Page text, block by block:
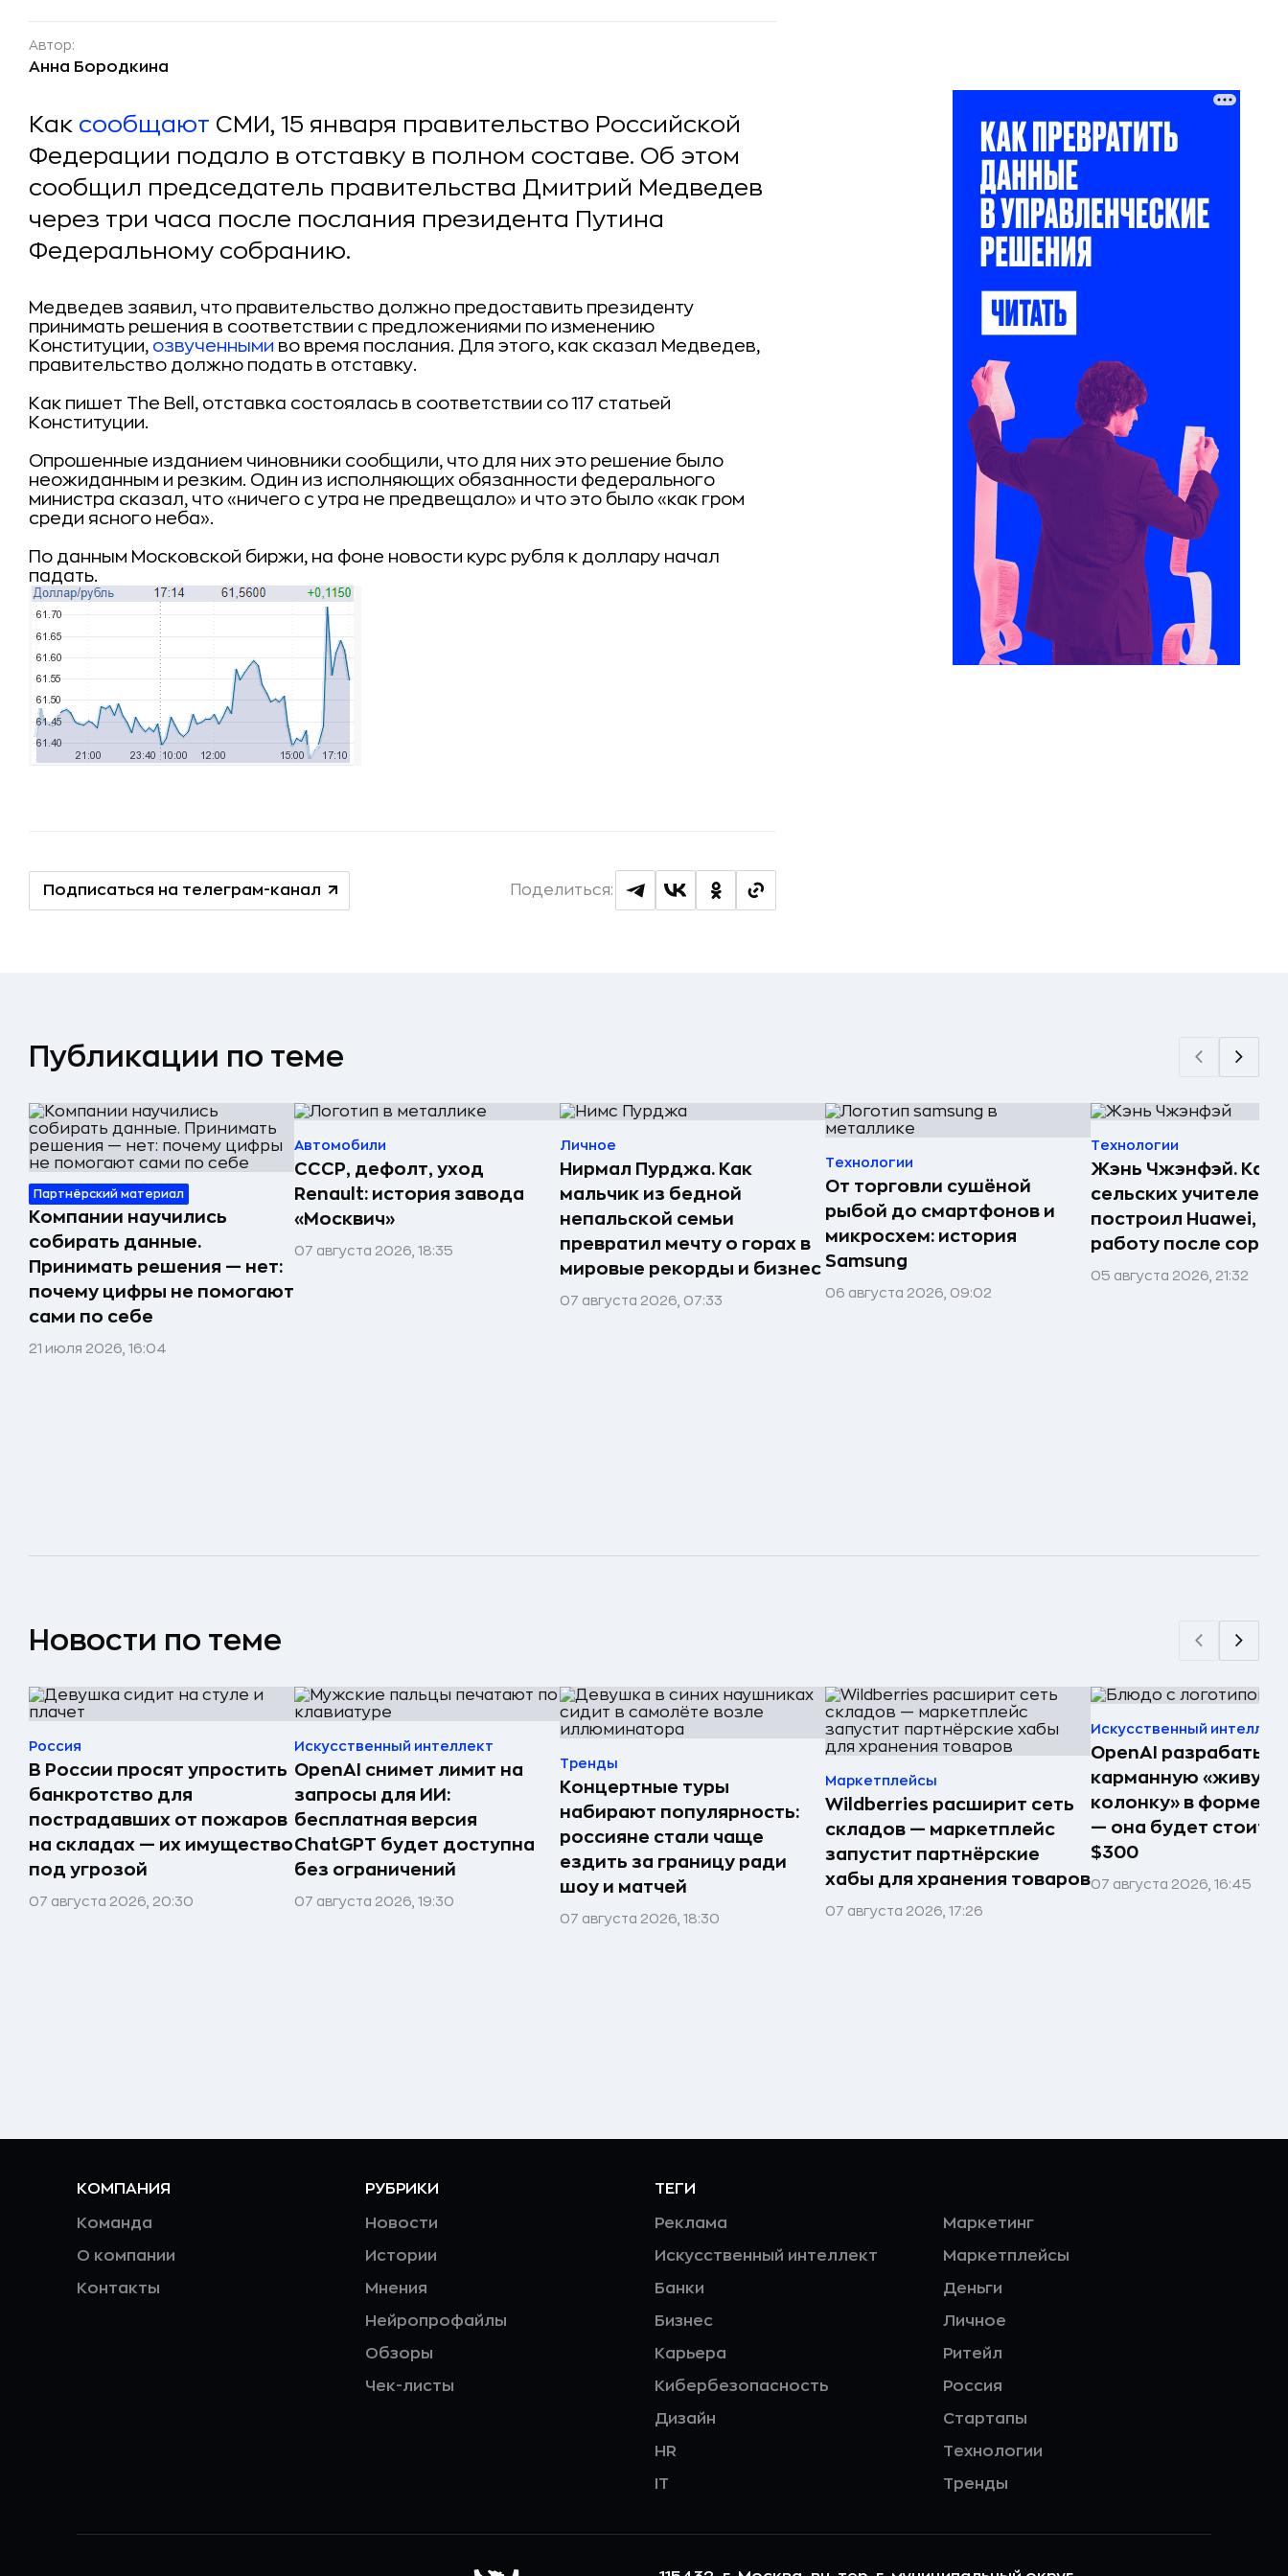
Автор:
Анна Бородкина
Как сообщают СМИ, 15 января правительство Российской
Федерации подало в отставку в полном составе. Об этом
сообщил председатель правительства Дмитрий Медведев
через три часа после послания президента Путина
Федеральному собранию.
Медведев заявил, что правительство должно предоставить президенту
принимать решения в соответствии с предложениями по изменению
Конституции, озвученными во время послания. Для этого, как сказал Медведев,
правительство должно подать в отставку.
Как пишет The Bell, отставка состоялась в соответствии со 117 статьей
Конституции.
Опрошенные изданием чиновники сообщили, что для них это решение было
неожиданным и резким. Один из исполняющих обязанности федерального
министра сказал, что «ничего с утра не предвещало» и что это было «как гром
среди ясного неба».
По данным Московской биржи, на фоне новости курс рубля к доллару начал
падать.
Подписаться на телеграм-канал Поделиться:
Публикации по теме
Партнёрский материал
Компании научились
собирать данные.
Принимать решения — нет:
почему цифры не помогают
сами по себе
21 июля 2026, 16:04
Автомобили
СССР, дефолт, уход
Renault: история завода
«Москвич»
07 августа 2026, 18:35
Личное
Нирмал Пурджа. Как
мальчик из бедной
непальской семьи
превратил мечту о горах в
мировые рекорды и бизнес
07 августа 2026, 07:33
Технологии
От торговли сушёной
рыбой до смартфонов и
микросхем: история
Samsung
06 августа 2026, 09:02
Технологии
Жэнь Чжэнфэй. Как
сельских учителей
построил Huawei,
работу после
05 августа 2026, 21:32
Новости по теме
Россия
В России просят упростить
банкротство для
пострадавших от пожаров
на складах — их имущество
под угрозой
07 августа 2026, 20:30
Искусственный интеллект
OpenAI снимет лимит на
запросы для ИИ:
бесплатная версия
ChatGPT будет доступна
без ограничений
07 августа 2026, 19:30
Тренды
Концертные туры
набирают популярность:
россияне стали чаще
ездить за границу ради
шоу и матчей
07 августа 2026, 18:30
Маркетплейсы
Wildberries расширит сеть
складов — маркетплейс
запустит партнёрские
хабы для хранения товаров
07 августа 2026, 17:26
Искусственный
OpenAI
карманную «живую
колонку» в форме
— она будет стоить
$300
07 августа 2026, 16:45
КОМПАНИЯ
Команда
О компании
Контакты
РУБРИКИ
Новости
Истории
Мнения
Нейропрофайлы
Обзоры
Чек-листы
ТЕГИ
Реклама
Искусственный интеллект
Банки
Бизнес
Карьера
Кибербезопасность
Дизайн
HR
IT
Маркетинг
Маркетплейсы
Деньги
Личное
Ритейл
Россия
Стартапы
Технологии
Тренды